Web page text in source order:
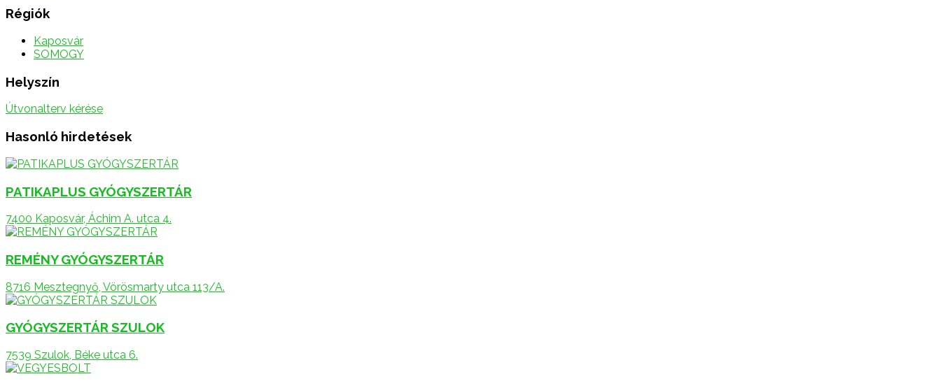
Régiók
Kaposvár
SOMOGY
Helyszín
Útvonalterv kérése
Hasonló hirdetések
PATIKAPLUS GYÓGYSZERTÁR
7400 Kaposvár, Áchim A. utca 4.
REMÉNY GYÓGYSZERTÁR
8716 Mesztegnyő, Vörösmarty utca 113/A.
GYÓGYSZERTÁR SZULOK
7539 Szulok, Béke utca 6.